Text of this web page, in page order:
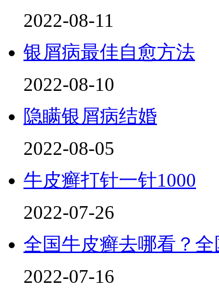
2022-08-11
银屑病最佳自愈方法
2022-08-10
隐瞒银屑病结婚
2022-08-05
牛皮癣打针一针1000
2022-07-26
全国牛皮癣去哪看？
2022-07-16